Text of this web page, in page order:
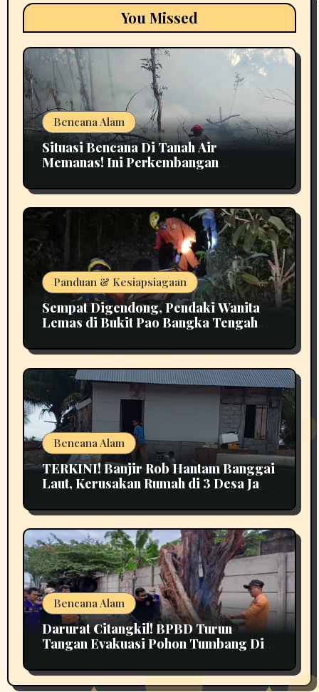
You Missed
Bencana Alam
Situasi Bencana Di Tanah Air
Memanas! Ini Perkembangan
Panduan & Kesiapsiagaan
Sempat Digendong, Pendaki Wanita
Lemas di Bukit Pao Bangka Tengah
Bencana Alam
TERKINI! Banjir Rob Hantam Banggai
Laut, Kerusakan Rumah di 3 Desa Jadi
Bencana Alam
Darurat Citangkil! BPBD Turun
Tangan Evakuasi Pohon Tumbang Di